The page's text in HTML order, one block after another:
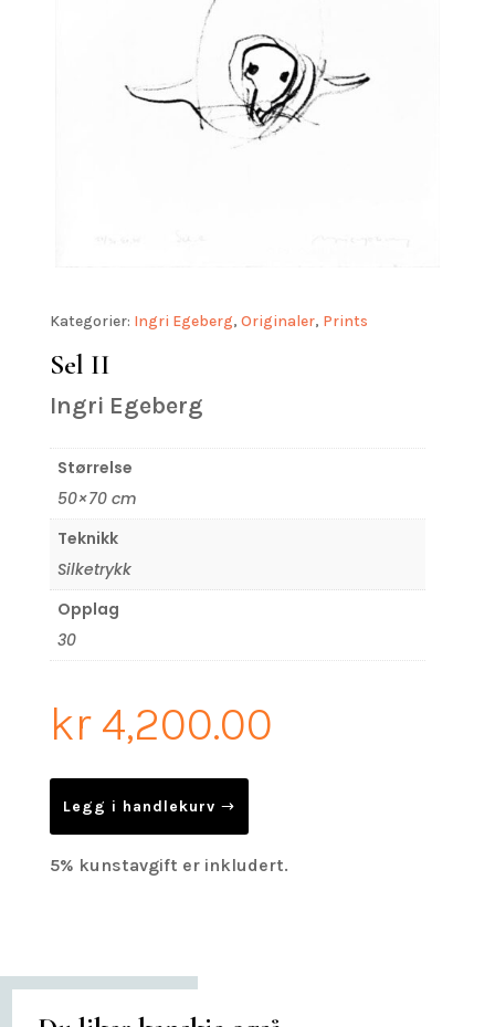
Kategorier: Ingri Egeberg, Originaler, Prints
Sel II
Ingri Egeberg
Størrelse
50×70 cm
Teknikk
Silketrykk
Opplag
30
kr4,200.00
Legg i handlekurv
5% kunstavgift er inkludert.